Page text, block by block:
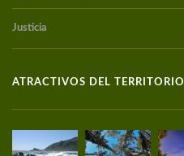
Justicia
ATRACTIVOS DEL TERRITORIO